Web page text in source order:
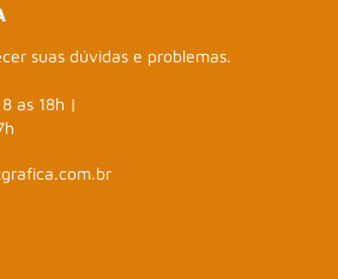
suas dúvidas e problemas.
as 18h |